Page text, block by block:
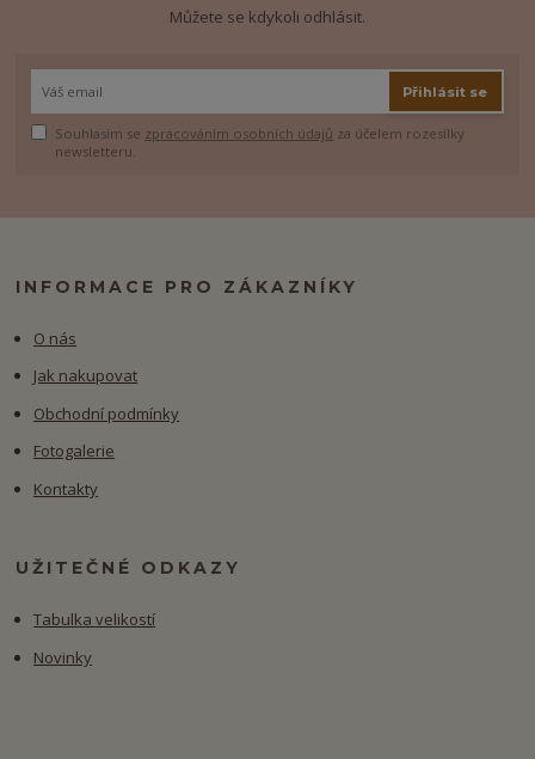
Můžete se kdykoli odhlásit.
Přihlásit se
Souhlasím se zpracováním osobních údajů za účelem rozesílky
newsletteru.
INFORMACE PRO ZÁKAZNÍKY
O nás
Jak nakupovat
Obchodní podmínky
Fotogalerie
Kontakty
UŽITEČNÉ ODKAZY
Tabulka velikostí
Novinky